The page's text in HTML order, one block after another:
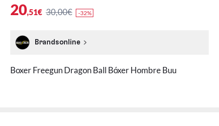
20,51€ 30,00€ -32%
Brandsonline
Boxer Freegun Dragon Ball Bóxer Hombre Buu